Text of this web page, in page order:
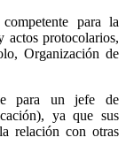
para la
actos protocolarios,
Organización de
para un jefe de
ya que sus
relación con otras